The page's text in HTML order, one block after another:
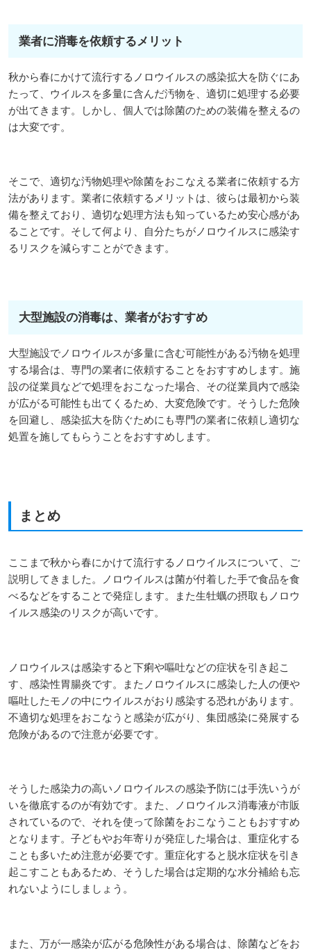
業者に消毒を依頼するメリット
秋から春にかけて流行するノロウイルスの感染拡大を防ぐにあ
たって、ウイルスを多量に含んだ汚物を、適切に処理する必要
が出てきます。しかし、個人では除菌のための装備を整えるの
は大変です。
そこで、適切な汚物処理や除菌をおこなえる業者に依頼する方
法があります。業者に依頼するメリットは、彼らは最初から装
備を整えており、適切な処理方法も知っているため安心感があ
ることです。そして何より、自分たちがノロウイルスに感染す
るリスクを減らすことができます。
大型施設の消毒は、業者がおすすめ
大型施設でノロウイルスが多量に含む可能性がある汚物を処理
する場合は、専門の業者に依頼することをおすすめします。施
設の従業員などで処理をおこなった場合、その従業員内で感染
が広がる可能性も出てくるため、大変危険です。そうした危険
を回避し、感染拡大を防ぐためにも専門の業者に依頼し適切な
処置を施してもらうことをおすすめします。
まとめ
ここまで秋から春にかけて流行するノロウイルスについて、ご
説明してきました。ノロウイルスは菌が付着した手で食品を食
べるなどをすることで発症します。また生牡蠣の摂取もノロウ
イルス感染のリスクが高いです。
ノロウイルスは感染すると下痢や嘔吐などの症状を引き起こ
す、感染性胃腸炎です。またノロウイルスに感染した人の便や
嘔吐したモノの中にウイルスがおり感染する恐れがあります。
不適切な処理をおこなうと感染が広がり、集団感染に発展する
危険があるので注意が必要です。
そうした感染力の高いノロウイルスの感染予防には手洗いうが
いを徹底するのが有効です。また、ノロウイルス消毒液が市販
されているので、それを使って除菌をおこなうこともおすすめ
となります。子どもやお年寄りが発症した場合は、重症化する
ことも多いため注意が必要です。重症化すると脱水症状を引き
起こすこともあるため、そうした場合は定期的な水分補給も忘
れないようにしましょう。
また、万が一感染が広がる危険性がある場合は、除菌などをお